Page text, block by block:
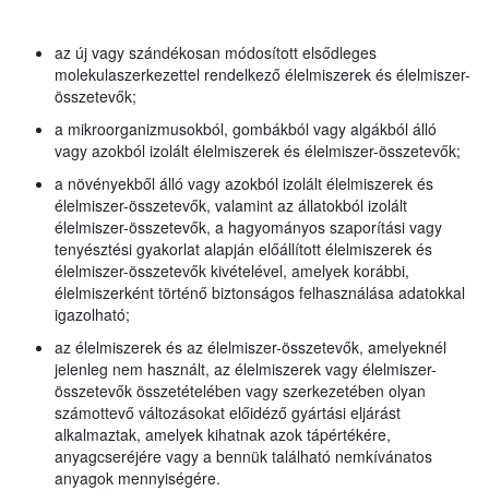
az új vagy szándékosan módosított elsődleges
molekulaszerkezettel rendelkező élelmiszerek és élelmiszer-
összetevők;
a mikroorganizmusokból, gombákból vagy algákból álló
vagy azokból izolált élelmiszerek és élelmiszer-összetevők;
a növényekből álló vagy azokból izolált élelmiszerek és
élelmiszer-összetevők, valamint az állatokból izolált
élelmiszer-összetevők, a hagyományos szaporítási vagy
tenyésztési gyakorlat alapján előállított élelmiszerek és
élelmiszer-összetevők kivételével, amelyek korábbi,
élelmiszerként történő biztonságos felhasználása adatokkal
igazolható;
az élelmiszerek és az élelmiszer-összetevők, amelyeknél
jelenleg nem használt, az élelmiszerek vagy élelmiszer-
összetevők összetételében vagy szerkezetében olyan
számottevő változásokat előidéző gyártási eljárást
alkalmaztak, amelyek kihatnak azok tápértékére,
anyagcseréjére vagy a bennük található nemkívánatos
anyagok mennyiségére.